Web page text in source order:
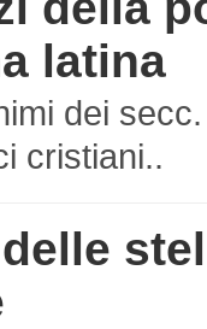
latina
dei
cristiani..